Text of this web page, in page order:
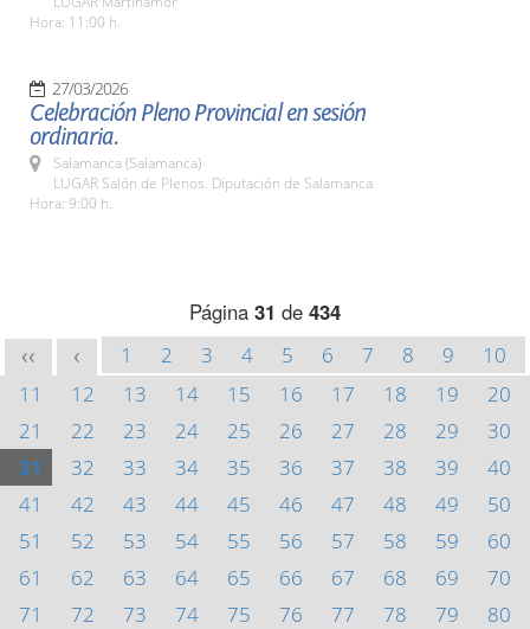
Hora: 11:00 h.
27/03/2026
Celebración Pleno Provincial en sesión
ordinaria.
Salamanca (Salamanca)
LUGAR Salón de Plenos. Diputación de Salamanca
Hora: 9:00 h.
Página 31 de 434
<< < 1 2 3 4 5 6 7 8 9
10
11
12 13 14 15 16 17 18 19
20
21
22 23 24 25 26 27 28 29
30
31
32 33 34 35 36 37 38 39
40
41
42 43 44 45 46 47 48 49
50
51
52 53 54 55 56 57 58 59
60
61
62 63 64 65 66 67 68 69
70
71
72 73 74 75 76 77 78 79
80